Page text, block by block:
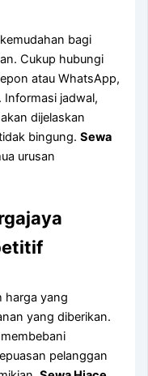
bagi
Cukup hubungi
atau WhatsApp,
Informasi jadwal,
dijelaskan
bingung.Sewa
urusan
harga yang
yang diberikan.
pelanggan